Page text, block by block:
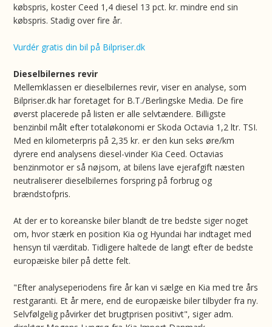
købspris, koster Ceed 1,4 diesel 13 pct. kr. mindre end sin
købspris. Stadig over fire år.
Vurdér gratis din bil på Bilpriser.dk
Dieselbilernes revir
Mellemklassen er dieselbilernes revir, viser en analyse, som
Bilpriser.dk har foretaget for B.T./Berlingske Media. De fire
øverst placerede på listen er alle selvtændere. Billigste
benzinbil målt efter totaløkonomi er Skoda Octavia 1,2 ltr. TSI.
Med en kilometerpris på 2,35 kr. er den kun seks øre/km
dyrere end analysens diesel-vinder Kia Ceed. Octavias
benzinmotor er så nøjsom, at bilens lave ejerafgift næsten
neutraliserer dieselbilernes forspring på forbrug og
brændstofpris.
At der er to koreanske biler blandt de tre bedste siger noget
om, hvor stærk en position Kia og Hyundai har indtaget med
hensyn til værditab. Tidligere haltede de langt efter de bedste
europæiske biler på dette felt.
"Efter analyseperiodens fire år kan vi sælge en Kia med tre års
restgaranti. Et år mere, end de europæiske biler tilbyder fra ny.
Selvfølgelig påvirker det brugtprisen positivt", siger adm.